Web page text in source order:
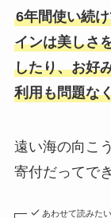
6年間使い続
インは美しさ
したり、お好
利用も問題な
遠い海の向こ
寄付だってで
あわせて読みたい